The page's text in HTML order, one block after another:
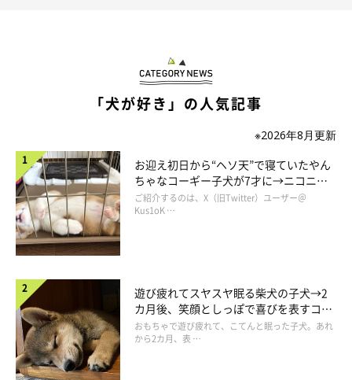
「犬が好き」の人気記事
※2026年8月更新
お迎え初日から“ヘソ天”で寝ていたやん
ちゃなコーギー子犬が7才に→ニコニ
コ“コーギースマイル”が魅力のコに成
長！
ご紹介するのは、X（旧Twitter）ユーザー＠
Kus1oK …
遊び疲れてスヤスヤ眠る柴犬の子犬→2
カ月後、笑顔としっぽで喜びを表すコに
成長！
おもちゃで遊び疲れて、こてんと眠った子犬。あれ
から2カ月、表 …